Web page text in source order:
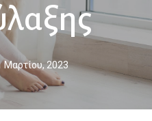
Μαρτίου, 2023